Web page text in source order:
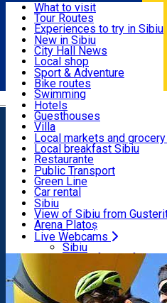
Română
Useful info
Activities & Adventure
Accommodation
Food, Drinks & Nightlife
Transport & Parking
Live Webcams
What to visit
Tour Routes
Experiences to try in Sibiu
Podcast
Culture
Museums
Churches
Parks, Zoo
County of Sibiu
New in Sibiu
City Hall News
Local shop
Sibiu artisans
Sibiul Verde
Public services
Education
How do I get to Sibiu
Tourist Info
Tour Guides
Guided tours
Publicații locale
Beauty salons
Sport & Adventure
Bike routes
Swimming
Riding
Indoor activities
Loc de joacă indoor
Loc de joacă outdoor
Ski
Ice skating
Yoga
Hotels
Guesthouses
Villa
Hostels
Motel
Camping
Renting rooms
Rooms for rent
Accommodation outside
Local markets and
Local breakfast Sibiu
Restaurante
Pizza
Fast Food
Coffee
Sweets
Pub, Bar
Night clubs
Bakeries
Public Transport
Green Line
Car rental
Rent a bike
Scooter rentals
Taxi
Ride Sharing
Parking tickets
Parking places
Electric vehicle charging
Sibiu
View of Sibiu from
Arena Platoș
Live Webcams
Sibiu
View of Sibiu from
Arena Platoș
Home Event organizer